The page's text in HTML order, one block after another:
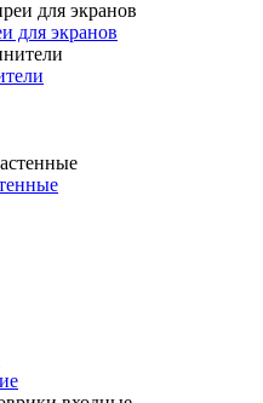
для экранов